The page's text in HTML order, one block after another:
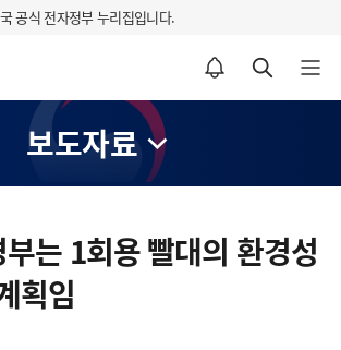
공식 전자정부 누리집입니다.
알림설정 바로가기 검색 바로가기 메뉴 열기
보도자료
는 1회용 빨대의 환경성
획임